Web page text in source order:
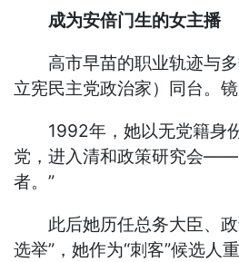
成为安倍门生的女主播
高市早苗的职业轨迹与多
立宪民主党政治家）同台。
1992年，她以无党籍身份
党，进入清和政策研究会——
者。”
此后她历任总务大臣、政
选举”，她作为“刺客”候选人